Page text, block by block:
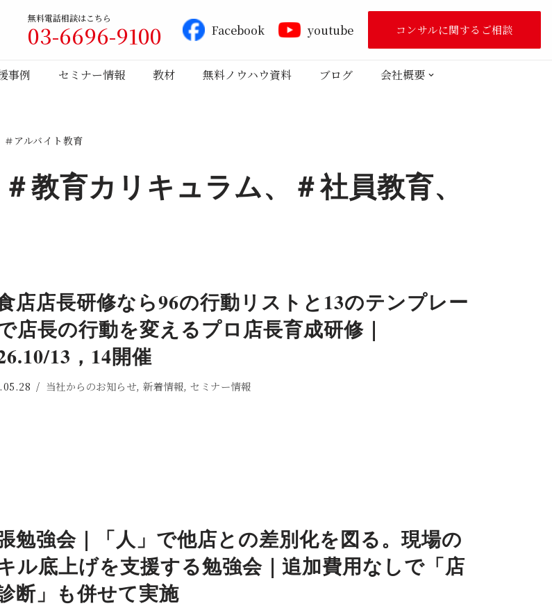
無料電話相談はこちら
03-6696-9100 Facebook youtube コンサルに関するご相談
事例 セミナー情報 教材 無料ノウハウ資料 ブログ 会社概要
アルバイト教育
教育カリキュラム、＃社員教育、
店店長研修なら96の行動リストと13のテンプレー
店長の行動を変えるプロ店長育成研修｜
13，14開催
当社からのお知らせ, 新着情報, セミナー情報
勉強会｜「人」で他店との差別化を図る。現場の
ル底上げを支援する勉強会｜追加費用なしで「店
断」も併せて実施